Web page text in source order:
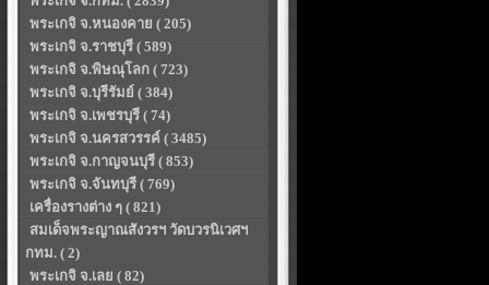
พระเกจิ จ.หนองคาย ( 205)
พระเกจิ จ.ราชบุรี ( 589)
พระเกจิ จ.พิษณุโลก ( 723)
พระเกจิ จ.บุรีรัมย์ ( 384)
พระเกจิ จ.เพชรบุรี ( 74)
พระเกจิ จ.นครสวรรค์ ( 3485)
พระเกจิ จ.กาญจนบุรี ( 853)
พระเกจิ จ.จันทบุรี ( 769)
เครื่องรางต่าง ๆ ( 821)
สมเด็จพระญาณสังวรฯ วัดบวรนิเวศฯ
กทม. ( 2)
พระเกจิ จ.เลย ( 82)